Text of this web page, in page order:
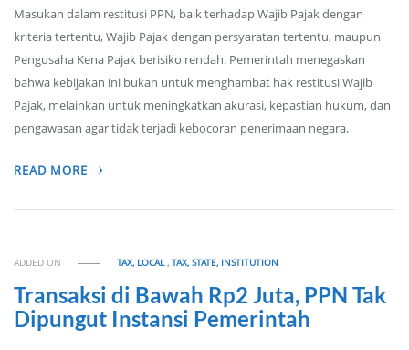
Masukan dalam restitusi PPN, baik terhadap Wajib Pajak dengan
kriteria tertentu, Wajib Pajak dengan persyaratan tertentu, maupun
Pengusaha Kena Pajak berisiko rendah. Pemerintah menegaskan
bahwa kebijakan ini bukan untuk menghambat hak restitusi Wajib
Pajak, melainkan untuk meningkatkan akurasi, kepastian hukum, dan
pengawasan agar tidak terjadi kebocoran penerimaan negara.
READ MORE
ADDED ON TAX, LOCAL,TAX, STATE, INSTITUTION
Transaksi di Bawah Rp2 Juta, PPN Tak
Dipungut Instansi Pemerintah